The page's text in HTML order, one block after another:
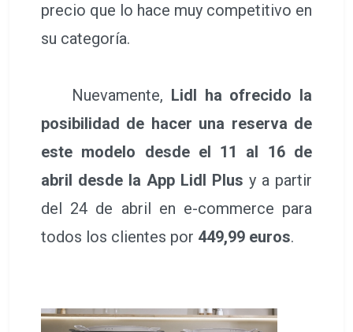
precio que lo hace muy competitivo en
su categoría.
Nuevamente, Lidl ha ofrecido la
posibilidad de hacer una reserva de
este modelo desde el 11 al 16 de
abril desde la App Lidl Plus y a partir
del 24 de abril en e-commerce para
todos los clientes por 449,99 euros.